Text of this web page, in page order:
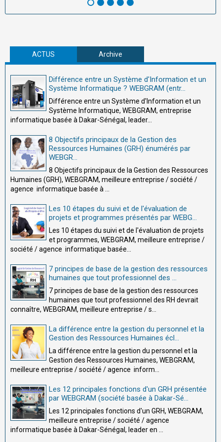
ACTUS Archive
Différence entre un Système d'Information et un
Système Informatique ? WEBGRAM (entr...
Différence entre un Système d'Information et un
Système Informatique, WEBGRAM, entreprise
informatique basée à Dakar-Sénégal, leader...
8 Objectifs principaux de la Gestion des
Ressources Humaines (GRH) énumérés par
WEBGR...
8 Objectifs principaux de la Gestion des Ressources
Humaines (GRH), WEBGRAM, meilleure entreprise / société /
agence informatique basée à ...
Les 10 étapes du suivi et de l'évaluation de
projets et programmes présentés par WEBG...
Les 10 étapes du suivi et de l'évaluation de projets
et programmes, WEBGRAM, meilleure entreprise /
société / agence informatique basée...
7 principes de base de la gestion des ressources
humaines que tout professionnel des ...
7 principes de base de la gestion des ressources
humaines que tout professionnel des RH devrait
connaître, WEBGRAM, meilleure entreprise / s...
La différence entre la gestion du personnel et la
Gestion des Ressources Humaines écl...
La différence entre la gestion du personnel et la
Gestion des Ressources Humaines, WEBGRAM,
meilleure entreprise / société / agence inform...
Les 12 principales fonctions d'un GRH présentée
par WEBGRAM (société basée à Dakar-Sé...
Les 12 principales fonctions d'un GRH, WEBGRAM,
meilleure entreprise / société / agence
informatique basée à Dakar-Sénégal, leader en ...